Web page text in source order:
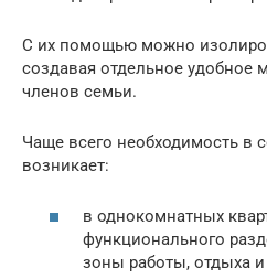
С их помощью можно
создавая отдельное удобное
членов семьи.
Чаще всего необходимость в
возникает:
в однокомнатных
функционального
зоны работы, отдыха и